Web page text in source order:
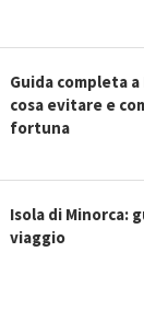
Guida completa
cosa evitare e
fortuna
Isola di Minorca:
viaggio